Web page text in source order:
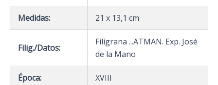
Medidas: 21 x 13,1 cm
Filig./Datos:
Filigrana ...ATMAN. Exp. José
de la Mano
Época: XVIII